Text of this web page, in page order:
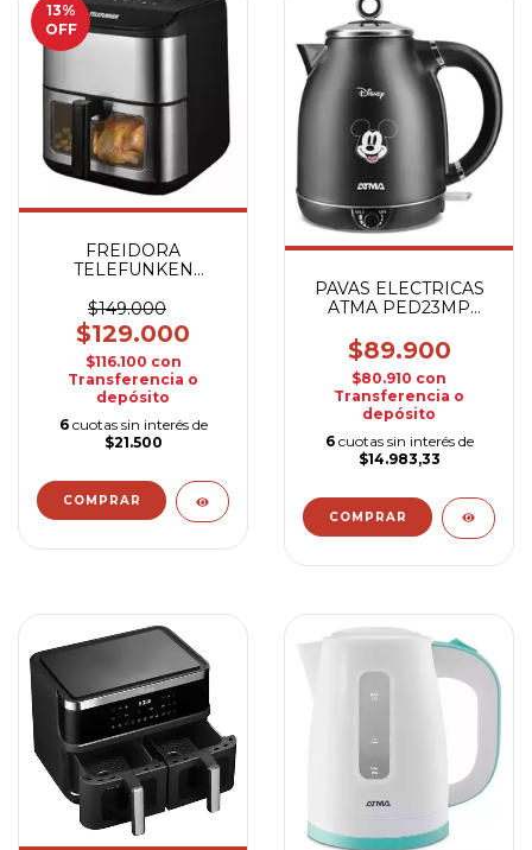
13%
OFF
FREIDORA
TELEFUNKEN
S/ACEITE
$149.000
$129.000
$116.100 con
Transferencia o
depósito
6 cuotas sin interés de
$21.500
PAVAS ELECTRICAS
ATMA PED23MP
$89.900
$80.910 con
Transferencia o
depósito
6 cuotas sin interés de
$14.983,33